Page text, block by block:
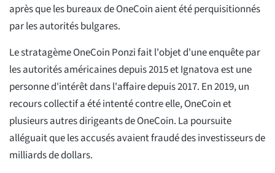
après que les bureaux de OneCoin aient été perquisitionnés
par les autorités bulgares.
Le stratagème OneCoin Ponzi fait l'objet d'une enquête par
les autorités américaines depuis 2015 et Ignatova est une
personne d'intérêt dans l'affaire depuis 2017. En 2019, un
recours collectif a été intenté contre elle, OneCoin et
plusieurs autres dirigeants de OneCoin. La poursuite
alléguait que les accusés avaient fraudé des investisseurs de
milliards de dollars.